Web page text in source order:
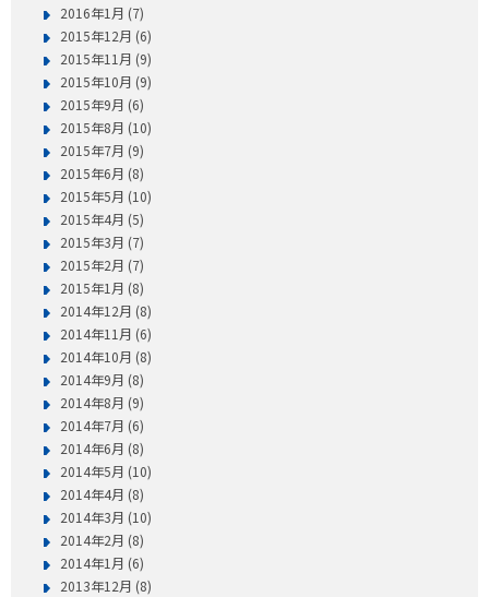
2016年1月 (7)
2015年12月 (6)
2015年11月 (9)
2015年10月 (9)
2015年9月 (6)
2015年8月 (10)
2015年7月 (9)
2015年6月 (8)
2015年5月 (10)
2015年4月 (5)
2015年3月 (7)
2015年2月 (7)
2015年1月 (8)
2014年12月 (8)
2014年11月 (6)
2014年10月 (8)
2014年9月 (8)
2014年8月 (9)
2014年7月 (6)
2014年6月 (8)
2014年5月 (10)
2014年4月 (8)
2014年3月 (10)
2014年2月 (8)
2014年1月 (6)
2013年12月 (8)